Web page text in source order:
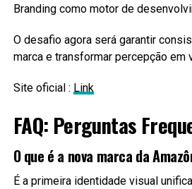
Branding como motor de
O desafio agora será garantir
marca e transformar percepção em
Site oficial : Link
FAQ: Perguntas
O que é a nova marca da
É a primeira identidade visual